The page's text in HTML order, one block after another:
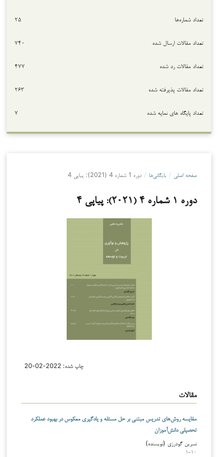
تعداد شماره‌ها ۲۵
تعداد مقالات ارسال شده ۷۴۰
تعداد مقالات رد شده ۴۷۷
تعداد مقالات پذیرفته شده ۲۶۳
تعداد پایگاه های نمایه شده ۷
صفحه اصلی / بایگانی‌ها / دوره 1 شماره 4 (2021): پیاپی 4
دوره 1 شماره 4 (2021): پیاپی 4
چاپ شده: 2022-02-20
مقالات
مقایسه روش‌های تدریس مبتنی بر حل مسئله و یادگیری معکوس در بهبود عملکرد
تحصیلی دانش‌آموزان
نسرین گودرزی (نویسنده)
1-10